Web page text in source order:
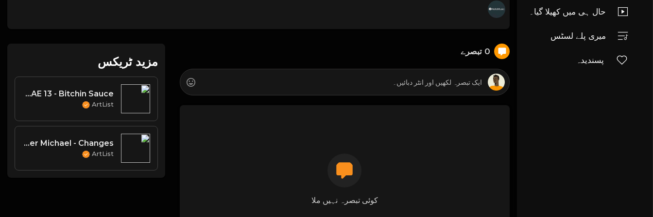
حال ہی میں کھیلا گیا۔
میری پلے لسٹس
پسندیدہ
0 تبصرے
کوئی تبصرہ نہیں ملا
مزید ٹریکس
CHAE 13 - Bitchin Sauce
ArtList
Oliver Michael - Changes
ArtList